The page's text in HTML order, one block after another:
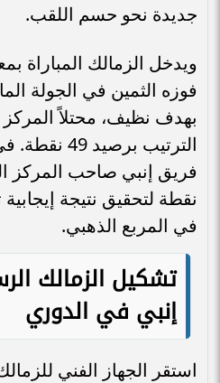
جديدة نحو حسم اللقب.
ويدخل الزمالك المباراة
فوزه الثمين في الجولة
بهدف نظيف، محتلاً
الترتيب
نقطة لتحقيق نتيجة
في المربع الذهبي.
تشكيل الزمالك
إنبي في الدوري
استقر الجهاز الفني